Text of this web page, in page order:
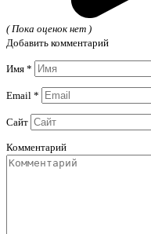
( Пока оценок нет )
Добавить комментарий
Имя *
Email *
Сайт
Комментарий